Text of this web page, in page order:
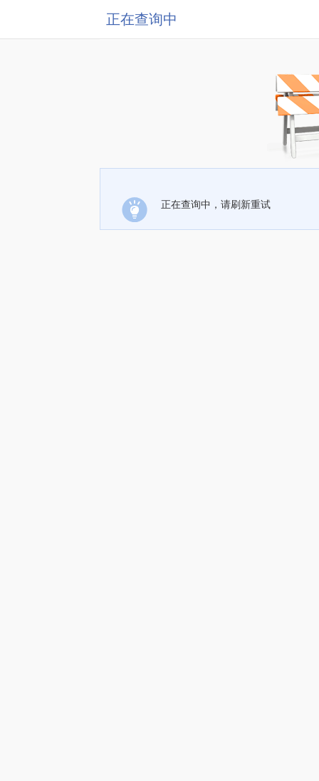
正在查询中
正在查询中，请刷新重试